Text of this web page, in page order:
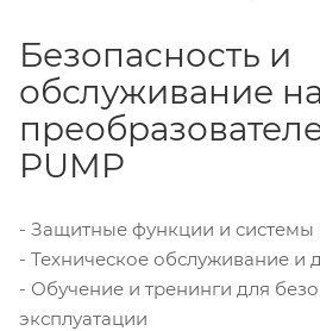
Безопасность и
обслуживание
PUMP
- Защитные функции и системы
- Техническое обслуживание и
- Обучение и тренинги для
эксплуатации